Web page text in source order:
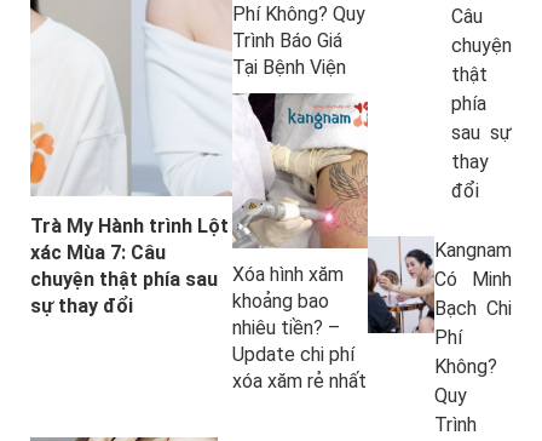
Trà My Hành trình Lột
xác Mùa 7: Câu
chuyện thật phía sau
sự thay đổi
Phí Không? Quy
Trình Báo Giá
Tại Bệnh Viện
Xóa hình xăm
khoảng bao
nhiêu tiền? –
Update chi phí
xóa xăm rẻ nhất
Câu
chuyện
thật
phía
sau sự
thay
đổi
Kangnam
Có Minh
Bạch Chi
Phí
Không?
Quy
Trình